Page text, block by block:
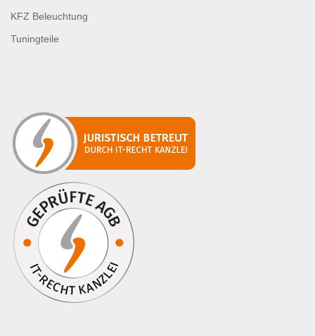
KFZ Beleuchtung
Tuningteile